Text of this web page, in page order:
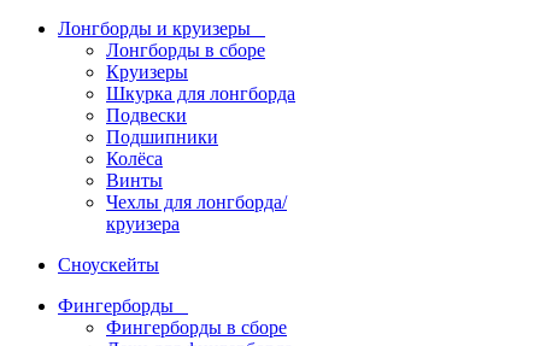
Лонгборды и круизеры
Лонгборды в сборе
Круизеры
Шкурка для лонгборда
Подвески
Подшипники
Колёса
Винты
Чехлы для лонгборда/
круизера
Сноускейты
Фингерборды
Фингерборды в сборе